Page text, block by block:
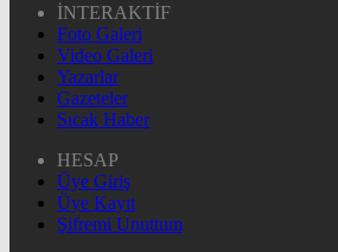
İNTERAKTİF
Foto Galeri
Video Galeri
Yazarlar
Gazeteler
Sıcak Haber
HESAP
Üye Giriş
Üye Kayıt
Şifremi Unuttum